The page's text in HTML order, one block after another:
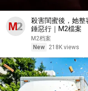
殺害閨蜜後，她
錘惡行｜M2檔案
M2档案
New
218K views